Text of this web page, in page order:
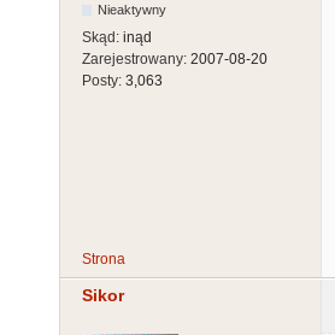
Nieaktywny
Skąd: inąd
Zarejestrowany: 2007-08-20
Posty: 3,063
Strona
Sikor